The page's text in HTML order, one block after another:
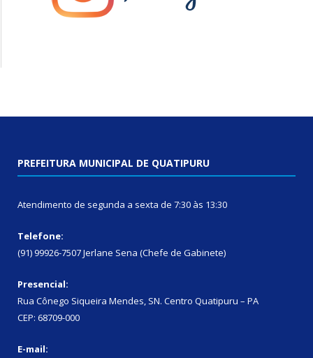
PREFEITURA MUNICIPAL DE QUATIPURU
Atendimento de segunda a sexta de 7:30 às 13:30
Telefone:
(91) 99926-7507 Jerlane Sena (Chefe de Gabinete)
Presencial:
Rua Cônego Siqueira Mendes, SN. Centro Quatipuru – PA
CEP: 68709-000
E-mail: